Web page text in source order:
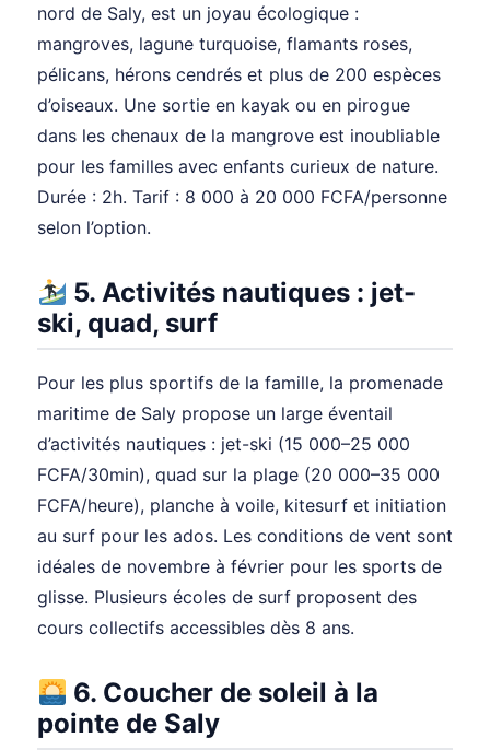
nord de Saly, est un joyau écologique :
mangroves, lagune turquoise, flamants roses,
pélicans, hérons cendrés et plus de 200 espèces
d’oiseaux. Une sortie en kayak ou en pirogue
dans les chenaux de la mangrove est inoubliable
pour les familles avec enfants curieux de nature.
Durée : 2h. Tarif : 8 000 à 20 000 FCFA/personne
selon l’option.
5. Activités nautiques : jet-
ski, quad, surf
Pour les plus sportifs de la famille, la promenade
maritime de Saly propose un large éventail
d’activités nautiques : jet-ski (15 000–25 000
FCFA/30min), quad sur la plage (20 000–35 000
FCFA/heure), planche à voile, kitesurf et initiation
au surf pour les ados. Les conditions de vent sont
idéales de novembre à février pour les sports de
glisse. Plusieurs écoles de surf proposent des
cours collectifs accessibles dès 8 ans.
6. Coucher de soleil à la
pointe de Saly